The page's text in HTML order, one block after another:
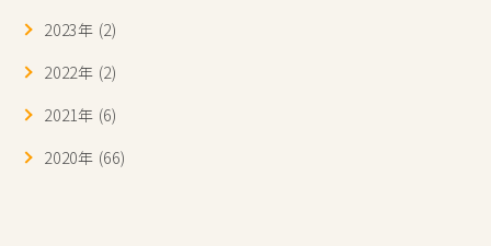
2023年 (2)
2022年 (2)
2021年 (6)
2020年 (66)